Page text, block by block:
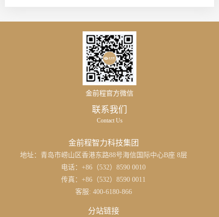
金前程官方微信
联系我们
Contact Us
金前程智力科技集团
地址：青岛市崂山区香港东路88号海信国际中心B座 8层
电话：+86（532）8590 0010
传真：+86（532）8590 0011
客服: 400-6180-866
分站链接